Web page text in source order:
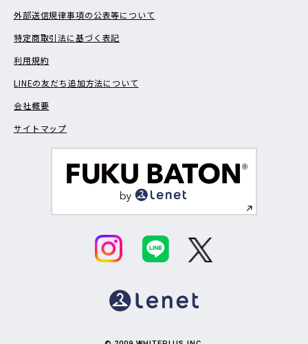
外部送信規律事項の公表等について
特定商取引法に基づく表記
利用規約
LINEの友だち追加方法について
会社概要
サイトマップ